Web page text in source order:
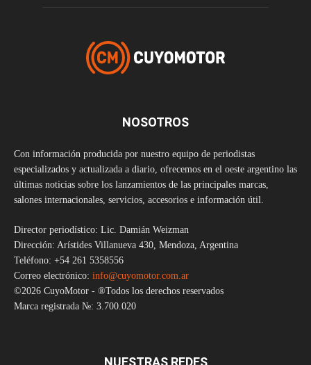
NOSOTROS
Con información producida por nuestro equipo de periodistas
especializados y actualizada a diario, ofrecemos en el oeste argentino las
últimas noticias sobre los lanzamientos de las principales marcas,
salones internacionales, servicios, accesorios e información útil.
Director periodístico: Lic. Damián Weizman
Dirección: Arístides Villanueva 430, Mendoza, Argentina
Teléfono: +54 261 5358556
Correo electrónico: info@cuyomotor.com.ar
©2026 CuyoMotor - ®Todos los derechos reservados
Marca registrada №: 3.700.020